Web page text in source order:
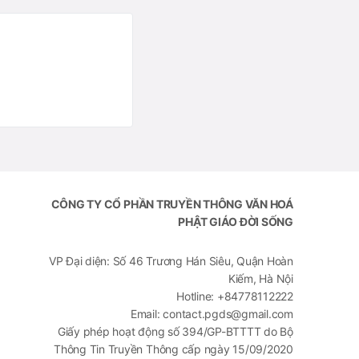
CÔNG TY CỔ PHẦN TRUYỀN THÔNG VĂN HOÁ
PHẬT GIÁO ĐỜI SỐNG
VP Đại diện: Số 46 Trương Hán Siêu, Quận Hoàn
Kiếm, Hà Nội
Hotline: +84778112222
Email: contact.pgds@gmail.com
Giấy phép hoạt động số 394/GP-BTTTT do Bộ
Thông Tin Truyền Thông cấp ngày 15/09/2020